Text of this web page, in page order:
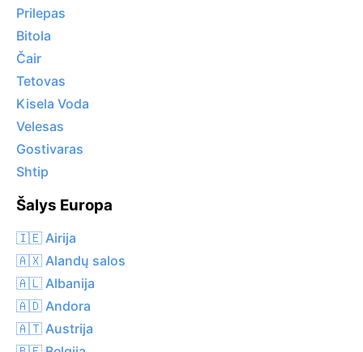
Prilepas
Bitola
Čair
Tetovas
Kisela Voda
Velesas
Gostivaras
Shtip
Šalys Europa
🇮🇪 Airija
🇦🇽 Alandų salos
🇦🇱 Albanija
🇦🇩 Andora
🇦🇹 Austrija